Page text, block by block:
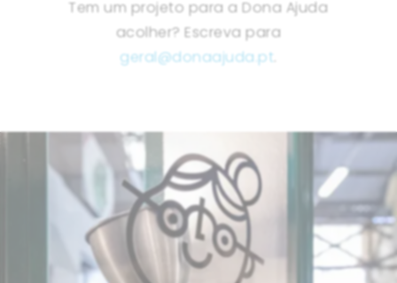
Tem um projeto para a Dona Ajuda
acolher? Escreva para
geral@donaajuda.pt